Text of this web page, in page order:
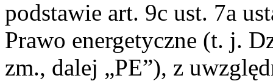
podstawie art. 9c ust. 7a
Prawo energetyczne (t. j.
zm., dalej „PE”), z